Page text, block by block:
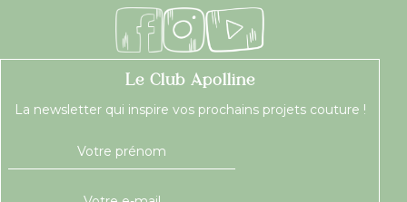
Le Club Apolline
La newsletter qui inspire vos prochains projets couture !